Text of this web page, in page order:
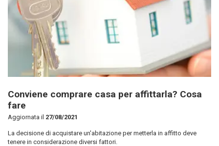
Conviene comprare casa per affittarla? Cosa
fare
Aggiornata il 27/08/2021
La decisione di acquistare un'abitazione per metterla in affitto deve
tenere in considerazione diversi fattori.